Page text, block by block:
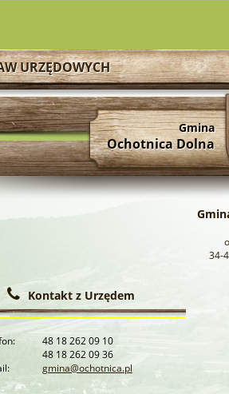
URZĘDOWYCH
Gmina
Ochotnica Dolna
34-
Kontakt z Urzędem
48 18 262 09 10
48 18 262 09 36
gmina@ochotnica.pl